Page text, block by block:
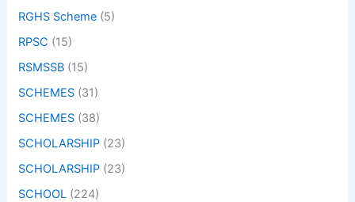
RGHS Scheme (5)
RPSC (15)
RSMSSB (15)
SCHEMES (31)
SCHEMES (38)
SCHOLARSHIP (23)
SCHOLARSHIP (23)
SCHOOL (224)